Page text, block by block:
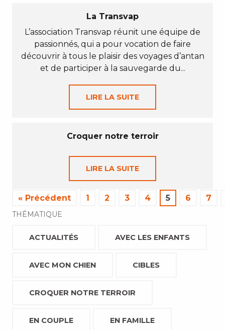
La Transvap
L’association Transvap réunit une équipe de
passionnés, qui a pour vocation de faire
découvrir à tous le plaisir des voyages d’antan
et de participer à la sauvegarde du...
LIRE LA SUITE
Croquer notre terroir
LIRE LA SUITE
« Précédent 1 2 3 4 5 6 7
THÉMATIQUE
ACTUALITÉS AVEC LES ENFANTS
AVEC MON CHIEN CIBLES
CROQUER NOTRE TERROIR
EN COUPLE EN FAMILLE